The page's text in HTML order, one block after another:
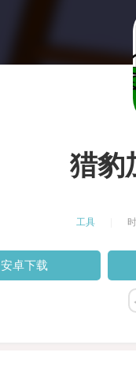
猎豹
工具
安卓下载